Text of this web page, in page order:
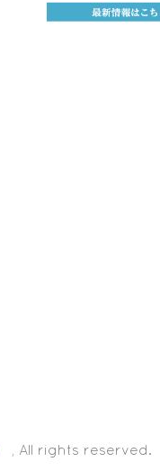
, All rights reserved.